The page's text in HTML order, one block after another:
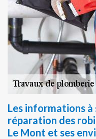
Les informations
réparation des
Le Mont et ses